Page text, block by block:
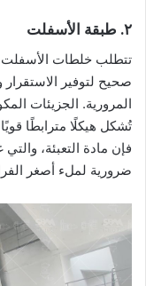
٢. طبقة الأسفلت
تتطلب خلطات الأسفلت
صحيح لتوفير
المرورية. الجزيئات
تُشكل هيكلًا مترابطًا
فإن مادة التعبئة،
ضرورية لملء أصغر